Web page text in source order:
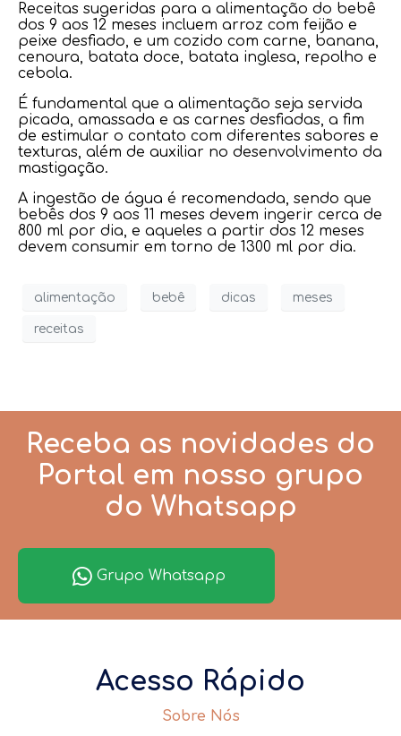
Receitas sugeridas para a alimentação do bebê
dos 9 aos 12 meses incluem arroz com feijão e
peixe desfiado, e um cozido com carne, banana,
cenoura, batata doce, batata inglesa, repolho e
cebola.
É fundamental que a alimentação seja servida
picada, amassada e as carnes desfiadas, a fim
de estimular o contato com diferentes sabores e
texturas, além de auxiliar no desenvolvimento da
mastigação.
A ingestão de água é recomendada, sendo que
bebês dos 9 aos 11 meses devem ingerir cerca de
800 ml por dia, e aqueles a partir dos 12 meses
devem consumir em torno de 1300 ml por dia.
alimentação bebê dicas meses
receitas
Receba as novidades do
Portal em nosso grupo
do Whatsapp
Grupo Whatsapp
Acesso Rápido
Sobre Nós